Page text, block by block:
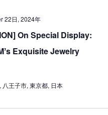
t
i
On Special Display:
Exquisite Jewelry
22日, 2024年
王子市, 東京都, 日本